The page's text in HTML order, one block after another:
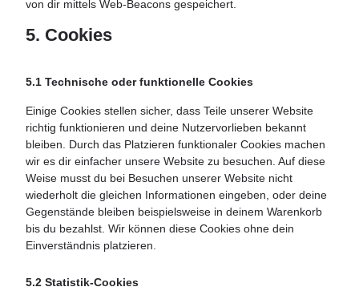
von dir mittels Web-Beacons gespeichert.
5. Cookies
5.1 Technische oder funktionelle Cookies
Einige Cookies stellen sicher, dass Teile unserer Website
richtig funktionieren und deine Nutzervorlieben bekannt
bleiben. Durch das Platzieren funktionaler Cookies machen
wir es dir einfacher unsere Website zu besuchen. Auf diese
Weise musst du bei Besuchen unserer Website nicht
wiederholt die gleichen Informationen eingeben, oder deine
Gegenstände bleiben beispielsweise in deinem Warenkorb
bis du bezahlst. Wir können diese Cookies ohne dein
Einverständnis platzieren.
5.2 Statistik-Cookies